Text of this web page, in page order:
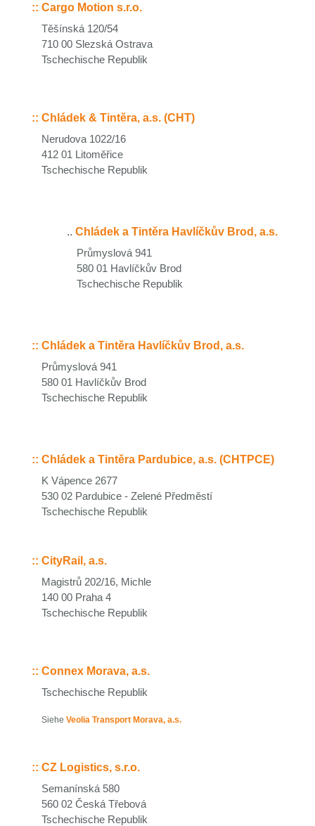
:: Cargo Motion s.r.o.
Těšínská 120/54
710 00 Slezská Ostrava
Tschechische Republik
:: Chládek & Tintěra, a.s. (CHT)
Nerudova 1022/16
412 01 Litoměřice
Tschechische Republik
.. Chládek a Tintěra Havlíčkův Brod, a.s.
Průmyslová 941
580 01 Havlíčkův Brod
Tschechische Republik
:: Chládek a Tintěra Havlíčkův Brod, a.s.
Průmyslová 941
580 01 Havlíčkův Brod
Tschechische Republik
:: Chládek a Tintěra Pardubice, a.s. (CHTPCE)
K Vápence 2677
530 02 Pardubice - Zelené Předměstí
Tschechische Republik
:: CityRail, a.s.
Magistrů 202/16, Michle
140 00 Praha 4
Tschechische Republik
:: Connex Morava, a.s.
Tschechische Republik
Siehe Veolia Transport Morava, a.s.
:: CZ Logistics, s.r.o.
Semanínská 580
560 02 Česká Třebová
Tschechische Republik